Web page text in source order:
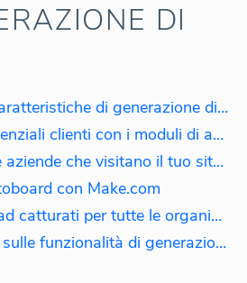
DI
Panoramica delle caratteristiche di generazione di lead B2B
Come catturare potenziali clienti con i moduli di audit SEO
Come identificare le aziende che visitano il tuo sito web?
con Make.com
Come scaricare i lead catturati per tutte le organizzazioni?
Domande frequenti sulle funzionalità di generazione di lead?